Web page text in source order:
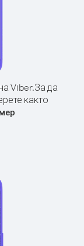
Viber.За да
както